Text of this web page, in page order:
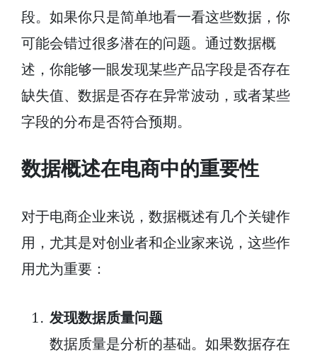
段。如果你只是简单地看一看这些数据，你
可能会错过很多潜在的问题。通过数据概
述，你能够一眼发现某些产品字段是否存在
缺失值、数据是否存在异常波动，或者某些
字段的分布是否符合预期。
数据概述在电商中的重要性
对于电商企业来说，数据概述有几个关键作
用，尤其是对创业者和企业家来说，这些作
用尤为重要：
发现数据质量问题
数据质量是分析的基础。如果数据存在